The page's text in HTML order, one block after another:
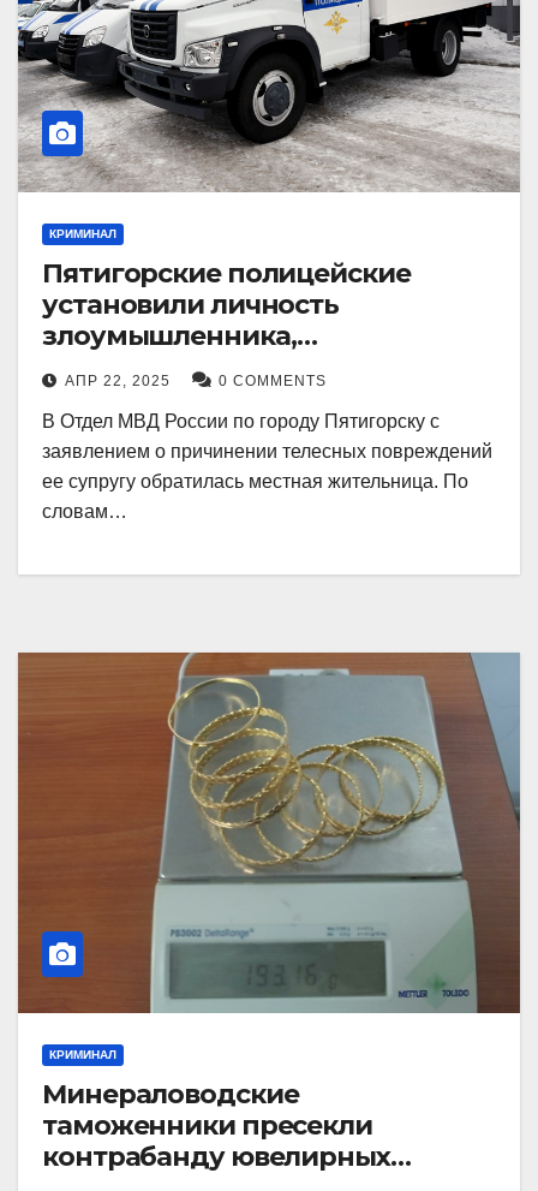
КРИМИНАЛ
Пятигорские полицейские
установили личность
злоумышленника,
причинившего телесные
повреждения местному жителю
АПР 22, 2025 0 COMMENTS
В Отдел МВД России по городу Пятигорску с
заявлением о причинении телесных повреждений
ее супругу обратилась местная жительница. По
словам…
КРИМИНАЛ
Минераловодские
таможенники пресекли
контрабанду ювелирных